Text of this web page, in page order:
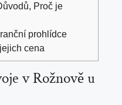
Proč je
prohlídce
cena
v Rožnově u